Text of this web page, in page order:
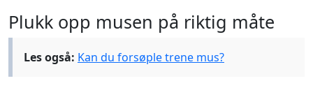
Plukk opp musen på riktig måte
Les også: Kan du forsøple trene mus?